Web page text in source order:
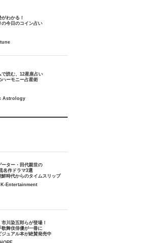
わかる！
で読む、12星座占い
ーター・田代親世の
名作ドラマ3選
時代からのタイムスリップ
Entertainment
川染五郎らが登場！
歌舞伎俳優が一冊に
ジュアル本が絶賛発売中